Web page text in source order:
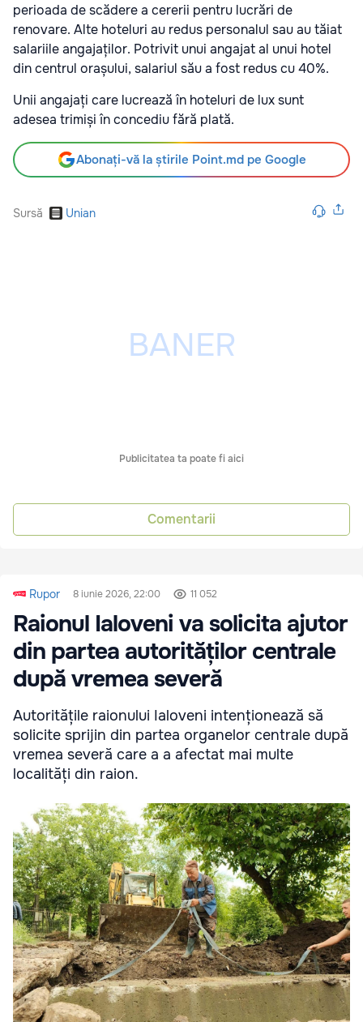
perioada de scădere a cererii pentru lucrări de
renovare. Alte hoteluri au redus personalul sau au tăiat
salariile angajaților. Potrivit unui angajat al unui hotel
din centrul orașului, salariul său a fost redus cu 40%.
Unii angajați care lucrează în hoteluri de lux sunt
adesea trimiși în concediu fără plată.
Abonați-vă la știrile Point.md pe Google
Sursă Unian
Publicitatea ta poate fi aici
Comentarii
Rupor 8 iunie 2026, 22:00 11 052
Raionul Ialoveni va solicita ajutor
din partea autorităților centrale
după vremea severă
Autoritățile raionului Ialoveni intenționează să
solicite sprijin din partea organelor centrale după
vremea severă care a a afectat mai multe
localități din raion.